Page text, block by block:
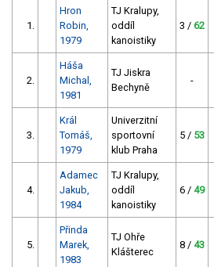
1.
Hron
Robin,
1979
TJ Kralupy,
oddíl
kanoistiky
3 / 62
2.
Háša
Michal,
1981
TJ Jiskra
Bechyně
-
3.
Král
Tomáš,
1979
Univerzitní
sportovní
klub Praha
5 / 53
4.
Adamec
Jakub,
1984
TJ Kralupy,
oddíl
kanoistiky
6 / 49
5.
Přinda
Marek,
1983
TJ Ohře
Klášterec
8 / 43